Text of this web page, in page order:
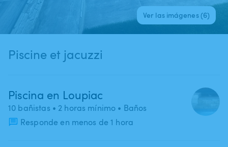
Ver las imágenes (6)
Piscine et jacuzzi
Piscina en Loupiac
10 bañistas • 2 horas mínimo • Baños
Responde en menos de 1 hora